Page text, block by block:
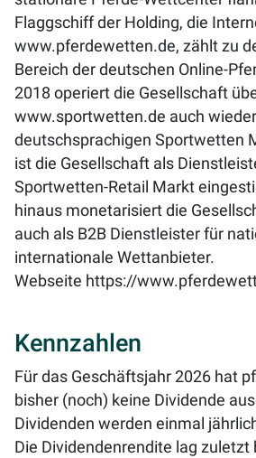
Flaggschiff der Holding, die
www.pferdewetten.de, zählt zu
Bereich der deutschen Online-
2018 operiert die Gesellschaft
www.sportwetten.de auch
deutschsprachigen Sportwetten
ist die Gesellschaft als
Sportwetten-Retail Markt
hinaus monetarisiert die
auch als B2B Dienstleister für
internationale Wettanbieter.
Webseite https://
Kennzahlen
Für das Geschäftsjahr 2026 hat
bisher (noch) keine Dividende
Dividenden werden einmal
Die Dividendenrendite lag zuletzt